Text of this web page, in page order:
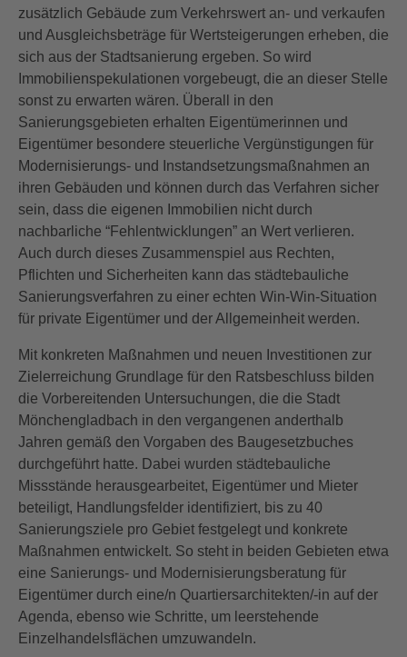
zusätzlich Gebäude zum Verkehrswert an- und verkaufen
und Ausgleichsbeträge für Wertsteigerungen erheben, die
sich aus der Stadtsanierung ergeben. So wird
Immobilienspekulationen vorgebeugt, die an dieser Stelle
sonst zu erwarten wären. Überall in den
Sanierungsgebieten erhalten Eigentümerinnen und
Eigentümer besondere steuerliche Vergünstigungen für
Modernisierungs- und Instandsetzungsmaßnahmen an
ihren Gebäuden und können durch das Verfahren sicher
sein, dass die eigenen Immobilien nicht durch
nachbarliche “Fehlentwicklungen” an Wert verlieren.
Auch durch dieses Zusammenspiel aus Rechten,
Pflichten und Sicherheiten kann das städtebauliche
Sanierungsverfahren zu einer echten Win-Win-Situation
für private Eigentümer und der Allgemeinheit werden.
Mit konkreten Maßnahmen und neuen Investitionen zur
Zielerreichung Grundlage für den Ratsbeschluss bilden
die Vorbereitenden Untersuchungen, die die Stadt
Mönchengladbach in den vergangenen anderthalb
Jahren gemäß den Vorgaben des Baugesetzbuches
durchgeführt hatte. Dabei wurden städtebauliche
Missstände herausgearbeitet, Eigentümer und Mieter
beteiligt, Handlungsfelder identifiziert, bis zu 40
Sanierungsziele pro Gebiet festgelegt und konkrete
Maßnahmen entwickelt. So steht in beiden Gebieten etwa
eine Sanierungs- und Modernisierungsberatung für
Eigentümer durch eine/n Quartiersarchitekten/-in auf der
Agenda, ebenso wie Schritte, um leerstehende
Einzelhandelsflächen umzuwandeln.